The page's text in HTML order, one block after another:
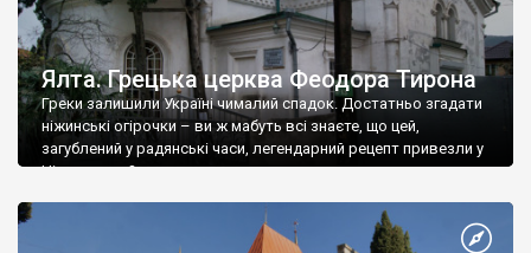
Ялта. Грецька церква Феодора Тирона
Греки залишили Україні чималий спадок. Достатньо згадати
ніжинські огірочки – ви ж мабуть всі знаєте, що цей,
загублений у радянські часи, легендарний рецепт привезли у
Ніжин греки?